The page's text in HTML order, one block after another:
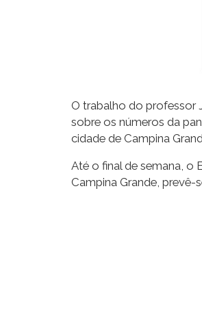
O trabalho do professor
sobre os números da
cidade de Campina
Até o final de semana, o
Campina Grande, prevê-